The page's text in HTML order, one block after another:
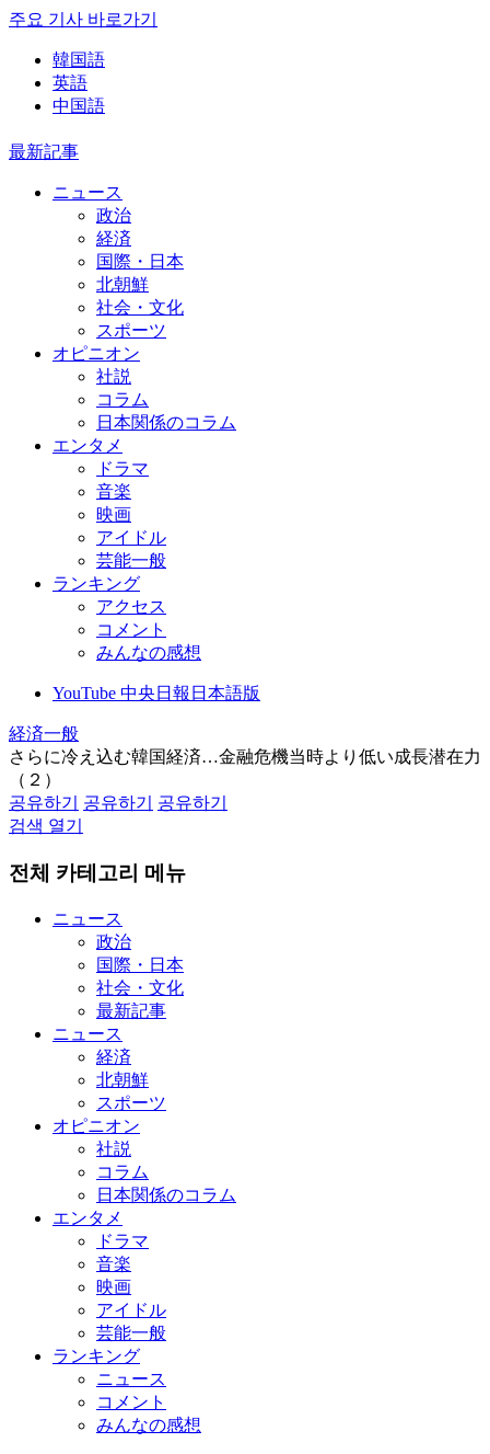
주요 기사 바로가기
韓国語
英語
中国語
最新記事
ニュース
政治
経済
国際・日本
北朝鮮
社会・文化
スポーツ
オピニオン
社説
コラム
日本関係のコラム
エンタメ
ドラマ
音楽
映画
アイドル
芸能一般
ランキング
アクセス
コメント
みんなの感想
YouTube 中央日報日本語版
経済一般
さらに冷え込む韓国経済…金融危機当時より低い成長潜在力
（２）
공유하기
공유하기
공유하기
검색 열기
전체 카테고리 메뉴
ニュース
政治
国際・日本
社会・文化
最新記事
ニュース
経済
北朝鮮
スポーツ
オピニオン
社説
コラム
日本関係のコラム
エンタメ
ドラマ
音楽
映画
アイドル
芸能一般
ランキング
ニュース
コメント
みんなの感想